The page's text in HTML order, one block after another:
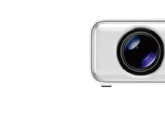
7. card
dji mic mini
dji osmo